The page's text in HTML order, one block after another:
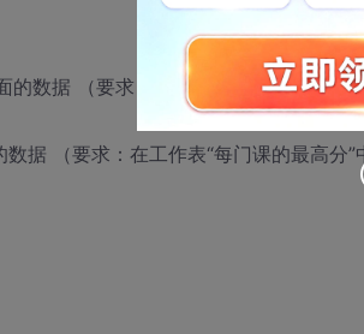
的数据 （要求：在工作表“筛选”中，用
据 （要求：在工作表“每门课的最高分”